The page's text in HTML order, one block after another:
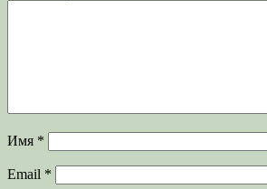
Имя *
Email *